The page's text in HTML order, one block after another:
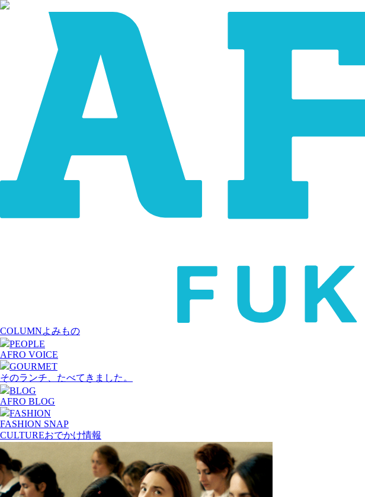
COLUMNよみもの
PEOPLE
AFRO VOICE
GOURMET
そのランチ、たべてきました。
BLOG
AFRO BLOG
FASHION
FASHION SNAP
CULTUREおでかけ情報